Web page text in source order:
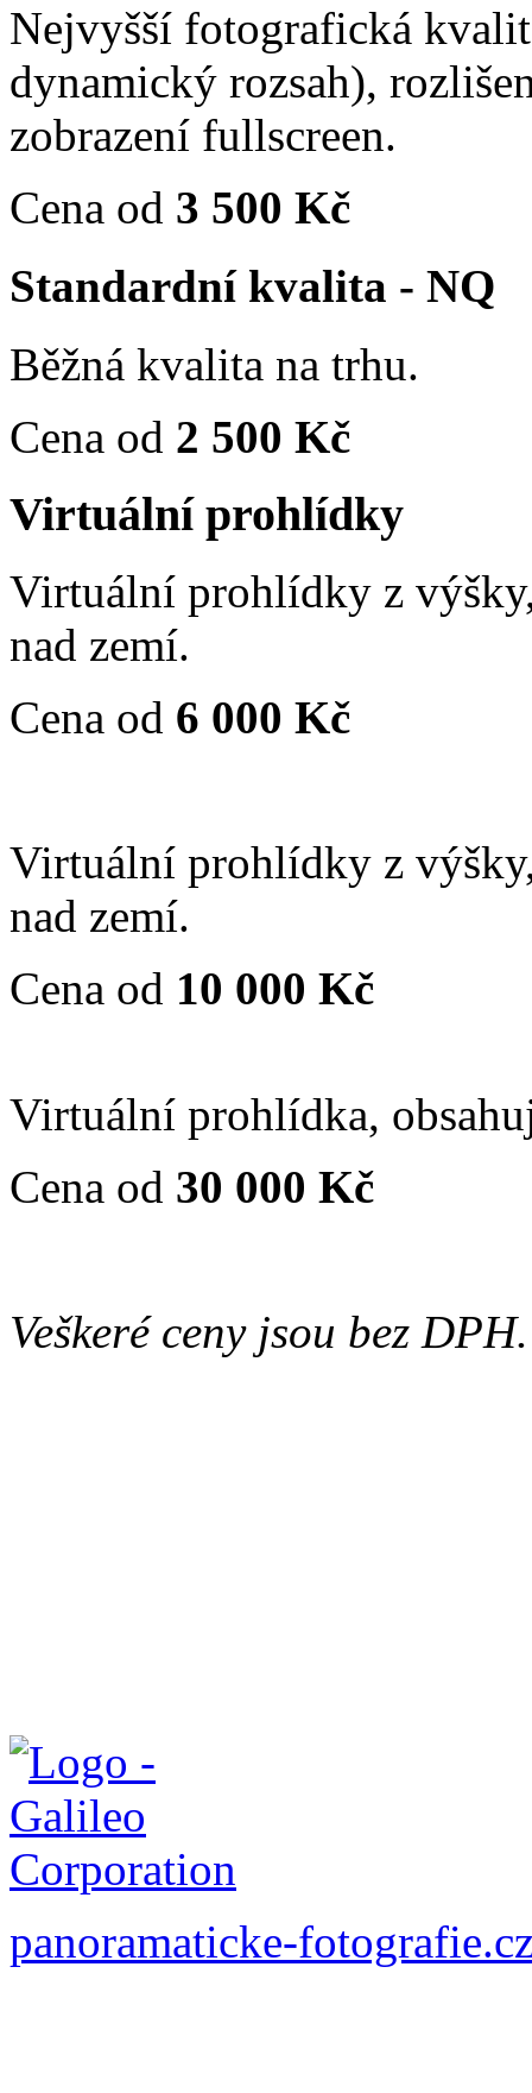
Nejvyšší fotografická
dynamický rozsah),
zobrazení fullscreen.
Cena od 3 500 Kč
Standardní kvalita - NQ
Běžná kvalita na trhu.
Cena od 2 500 Kč
Virtuální prohlídky
Virtuální prohlídky z
nad zemí.
Cena od 6 000 Kč
Virtuální prohlídky z
nad zemí.
Cena od 10 000 Kč
Virtuální prohlídka,
Cena od 30 000 Kč
Veškeré ceny jsou bez DPH.
panoramaticke-